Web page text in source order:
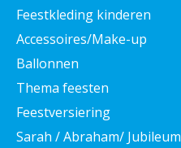
Feestkleding kinderen
Accessoires/Make-up
Ballonnen
Thema feesten
Feestversiering
Sarah / Abraham/ Jubileum